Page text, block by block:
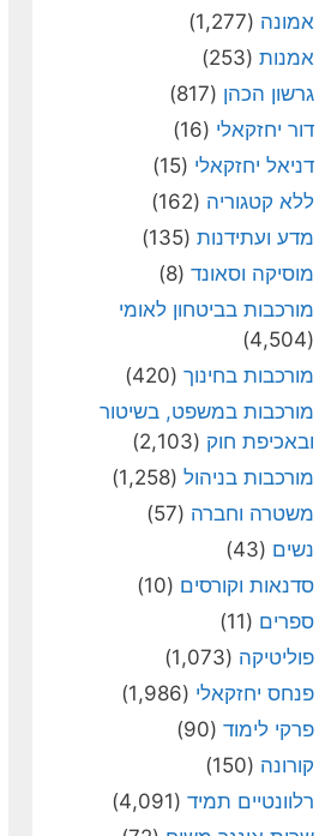
אמונה (1,277)
אמנות (253)
גרשון הכהן (817)
דור יחזקאלי (16)
דניאל יחזקאלי (15)
ללא קטגוריה (162)
מדע ועתידנות (135)
מוסיקה וסאונד (8)
מורכבות בביטחון לאומי
(4,504)
מורכבות בחינוך (420)
מורכבות במשפט, בשיטור
ובאכיפת חוק (2,103)
מורכבות בניהול (1,258)
משטרה וחברה (57)
נשים (43)
סדנאות וקורסים (10)
ספרים (11)
פוליטיקה (1,073)
פנחס יחזקאלי (1,986)
פרקי לימוד (90)
קורונה (150)
רלוונטיים תמיד (4,091)